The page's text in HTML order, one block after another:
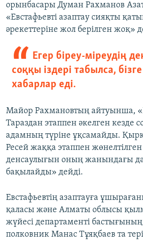
орынбасары Думан Рахманов
«Евстафьевті азаптау сияқты
әрекеттеріне жол берілген жоқ»
Егер біреу-міреудің
соққы іздері табылса,
хабарлар еді.
Майор Рахмановтың айтуынша,
Тараздан этаппен әкелген кезде
адамның түріне ұқсамайды.
Ресей жаққа этаппен жөнелтілген
денсаулығын оның жанындағы
бақылайды» дейді.
Евстафьевтің азаптауға
қаласы және Алматы облысы
жүйесі департаменті
полковник Манас Тұяқбаев та